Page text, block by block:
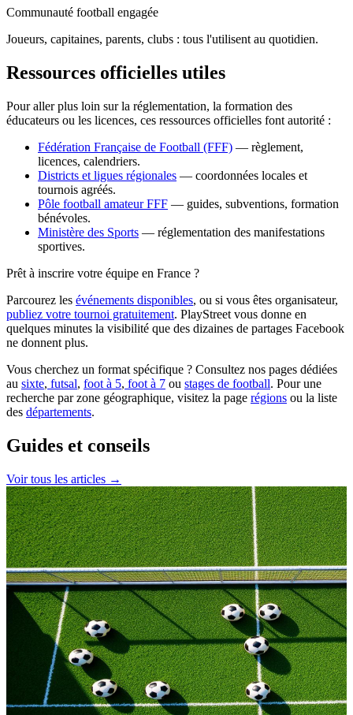
Communauté football engagée
Joueurs, capitaines, parents, clubs : tous l'utilisent au quotidien.
Ressources officielles utiles
Pour aller plus loin sur la réglementation, la formation des
éducateurs ou les licences, ces ressources officielles font autorité :
Fédération Française de Football (FFF) — règlement,
licences, calendriers.
Districts et ligues régionales — coordonnées locales et
tournois agréés.
Pôle football amateur FFF — guides, subventions, formation
bénévoles.
Ministère des Sports — réglementation des manifestations
sportives.
Prêt à inscrire votre équipe en France ?
Parcourez les événements disponibles, ou si vous êtes organisateur,
publiez votre tournoi gratuitement. PlayStreet vous donne en
quelques minutes la visibilité que des dizaines de partages Facebook
ne donnent plus.
Vous cherchez un format spécifique ? Consultez nos pages dédiées
au sixte, futsal, foot à 5, foot à 7 ou stages de football. Pour une
recherche par zone géographique, visitez la page régions ou la liste
des départements.
Guides et conseils
Voir tous les articles →